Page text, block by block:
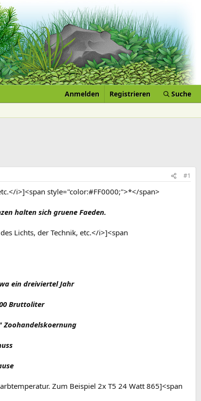
Anmelden Registrieren Suche
#1
i>]<span style="color:#FF0000;">*</span>
halten sich gruene Faeden.
Lichts, der Technik, etc.</i>]<span
ein dreiviertel Jahr
Bruttoliter
Zoohandelskoernung
Zum Beispiel 2x T5 24 Watt 865]<span